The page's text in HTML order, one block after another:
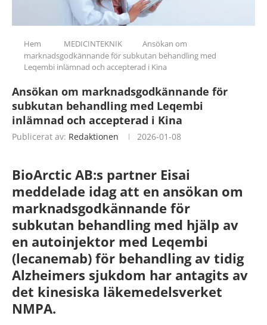
Hem MEDICINTEKNIK
Ansökan om
marknadsgodkännande för subkutan behandling med
Leqembi inlämnad och accepterad i Kina
Ansökan om marknadsgodkännande för
subkutan behandling med Leqembi
inlämnad och accepterad i Kina
Publicerat av: Redaktionen 2026-01-08
BioArctic AB:s partner Eisai
meddelade idag att en ansökan om
marknadsgodkännande för
subkutan behandling med hjälp av
en autoinjektor med Leqembi
(lecanemab) för behandling av tidig
Alzheimers sjukdom har antagits av
det kinesiska läkemedelsverket
NMPA.